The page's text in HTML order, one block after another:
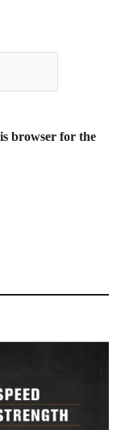
browser for the